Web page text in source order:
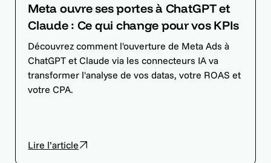
Meta ouvre ses portes à ChatGPT et
Claude : Ce qui change pour vos KPIs
Découvrez comment l'ouverture de Meta Ads à
ChatGPT et Claude via les connecteurs IA va
transformer l'analyse de vos datas, votre ROAS et
votre CPA.
Lire l’article